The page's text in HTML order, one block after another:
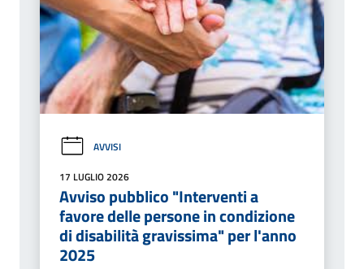
AVVISI
17 LUGLIO 2026
Avviso pubblico "Interventi a
favore delle persone in condizione
di disabilità gravissima" per l'anno
2025